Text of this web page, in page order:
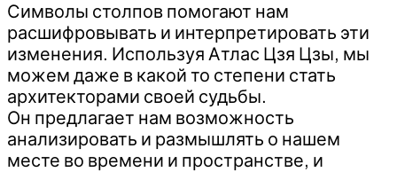
Символы столпов помогают нам
расшифровывать и интерпретировать эти
изменения. Используя Атлас Цзя Цзы, мы
можем даже в какой то степени стать
архитекторами своей судьбы.
Он предлагает нам возможность
анализировать и размышлять о нашем
месте во времени и пространстве, и